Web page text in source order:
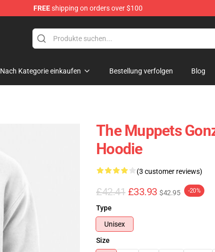
FREEshipping on orders over $100
Nach Kategorie einkaufen Bestellung verfolgen Blog
The Muppets
Hoodie
(3 customer reviews)
£42.41 £33.93 $42.95 -20%
Type
Unisex
Size